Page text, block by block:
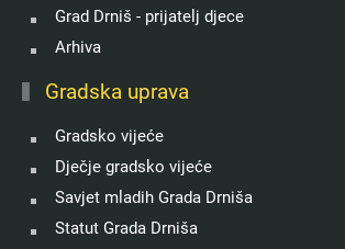
Grad Drniš - prijatelj djece
Arhiva
Gradska uprava
Gradsko vijeće
Dječje gradsko vijeće
Savjet mladih Grada Drniša
Statut Grada Drniša